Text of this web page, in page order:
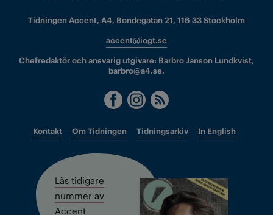
Tidningen Accent, A4, Bondegatan 21, 116 33 Stockholm
accent@iogt.se
Chefredaktör och ansvarig utgivare: Barbro Janson Lundkvist,
barbro@a4.se.
Kontakt Om Tidningen Tidningsarkiv In English
Läs tidigare
nummer av
Accent